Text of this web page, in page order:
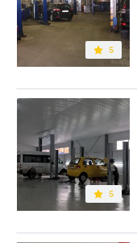
5
5